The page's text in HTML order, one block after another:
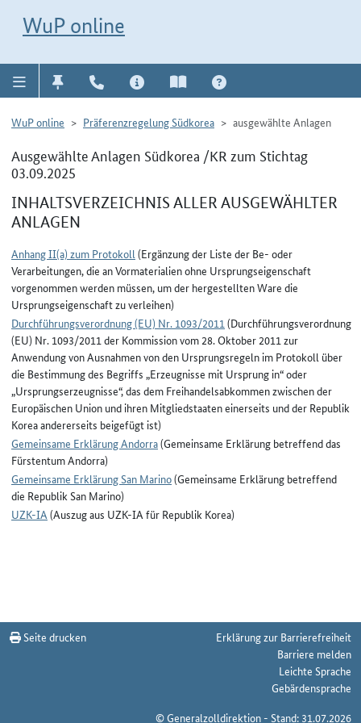
WuP online
WuP online Präferenzregelung Südkorea ausgewählte Anlagen
Ausgewählte Anlagen Südkorea /KR zum Stichtag
03.09.2025
INHALTSVERZEICHNIS ALLER AUSGEWÄHLTER
ANLAGEN
Anhang II(a) zum Protokoll(Ergänzung der Liste der Be- oder
Verarbeitungen, die an Vormaterialien ohne Ursprungseigenschaft
vorgenommen werden müssen, um der hergestellten Ware die
Ursprungseigenschaft zu verleihen)
Durchführungsverordnung (EU) Nr. 1093/2011(Durchführungsverordnung
(EU) Nr. 1093/2011 der Kommission vom 28. Oktober 2011 zur
Anwendung von Ausnahmen von den Ursprungsregeln im Protokoll über
die Bestimmung des Begriffs „Erzeugnisse mit Ursprung in“ oder
„Ursprungserzeugnisse“, das dem Freihandelsabkommen zwischen der
Europäischen Union und ihren Mitgliedstaaten einerseits und der Republik
Korea andererseits beigefügt ist)
Gemeinsame Erklärung Andorra(Gemeinsame Erklärung betreffend das
Fürstentum Andorra)
Gemeinsame Erklärung San Marino(Gemeinsame Erklärung betreffend
die Republik San Marino)
UZK-IA(Auszug aus UZK-IA für Republik Korea)
Seite drucken
Erklärung zur Barrierefreiheit
Barriere melden
Leichte Sprache
Gebärdensprache
© Generalzolldirektion - Stand: 31.07.2026